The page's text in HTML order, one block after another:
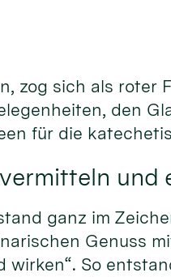
zog sich als roter
den
für die
und
ganz im
Genuss
wirken“. So